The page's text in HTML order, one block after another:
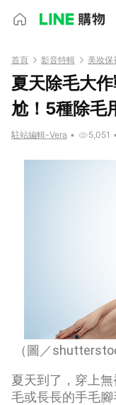
首頁 影音特輯 美妝保
夏天除毛大
尬！5種除毛
駐站編輯-Vera • 5,051 •
（圖／
夏天到了，穿上
毛或長長的手毛